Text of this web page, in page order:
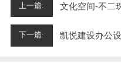
上一篇: 文化空间-不二
下一篇: 凯悦建设办公